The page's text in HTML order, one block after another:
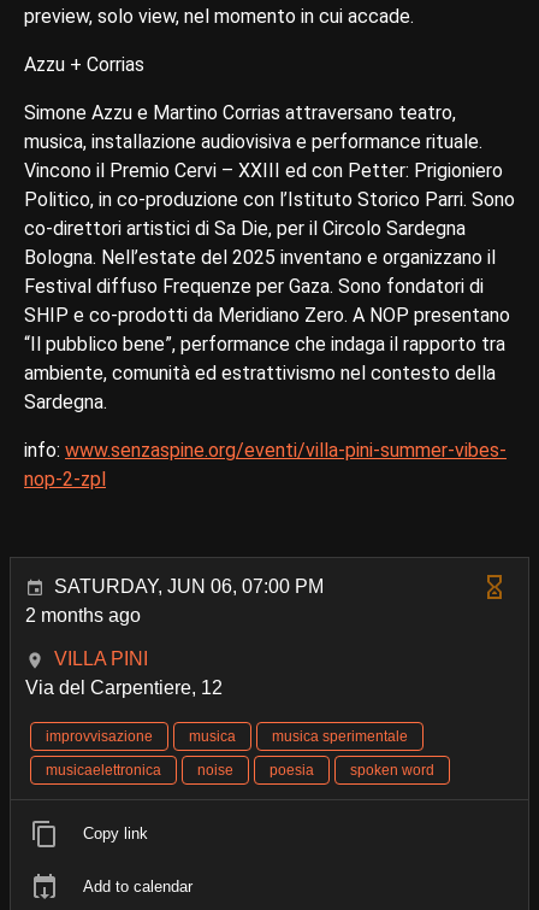
preview, solo view, nel momento in cui accade.
Azzu + Corrias
Simone Azzu e Martino Corrias attraversano teatro,
musica, installazione audiovisiva e performance rituale.
Vincono il Premio Cervi – XXIII ed con Petter: Prigioniero
Politico, in co-produzione con l’Istituto Storico Parri. Sono
co-direttori artistici di Sa Die, per il Circolo Sardegna
Bologna. Nell’estate del 2025 inventano e organizzano il
Festival diffuso Frequenze per Gaza. Sono fondatori di
SHIP e co-prodotti da Meridiano Zero. A NOP presentano
“Il pubblico bene”, performance che indaga il rapporto tra
ambiente, comunità ed estrattivismo nel contesto della
Sardegna.
info: www.senzaspine.org/eventi/villa-pini-summer-vibes-
nop-2-zpl
SATURDAY, JUN 06, 07:00 PM
2 months ago
VILLA PINI
Via del Carpentiere, 12
improvvisazione musica
musica sperimentale
musicaelettronica
noise poesia spoken word
Copy link
Add to calendar